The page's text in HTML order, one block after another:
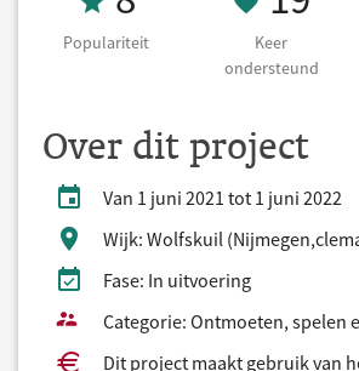
Populariteit
Keer
ondersteund
Over dit project
Van 1 juni 2021 tot 1 juni 2022
Wijk: Wolfskuil
Fase: In uitvoering
Categorie: Ontmoeten, spelen
Dit project maakt gebruik van